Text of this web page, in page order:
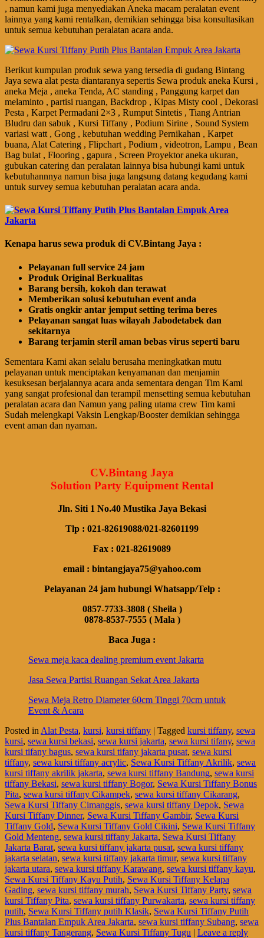
, namun kami juga menyediakan Aneka macam peralatan event
lainnya yang kami rentalkan, demikian sehingga bisa konsultasikan
untuk semua kebutuhan peralatan acara anda.
Berikut kumpulan produk sewa yang tersedia di gudang Bintang
Jaya sewa alat pesta diantaranya sepertis Sewa produk aneka Kursi ,
aneka Meja , aneka Tenda, AC standing , Panggung karpet dan
melaminto , partisi ruangan, Backdrop , Kipas Misty cool , Dekorasi
Pesta , Karpet Permadani 2×3 , Rumput Sintetis , Tiang Antrian
Bludru dan sabuk , Kursi Tiffany , Podium Sirine , Sound System
variasi watt , Gong , kebutuhan wedding Pernikahan , Karpet
buana, Alat Catering , Flipchart , Podium , videotron, Lampu , Bean
Bag bulat , Flooring , gapura , Screen Proyektor aneka ukuran,
gubukan catering dan peralatan lainnya bisa hubungi kami untuk
kebutuhannnya namun bisa juga langsung datang kegudang kami
untuk survey semua kebutuhan peralatan acara anda.
Kenapa harus sewa produk di CV.Bintang Jaya :
Pelayanan full service 24 jam
Produk Original Berkualitas
Barang bersih, kokoh dan terawat
Memberikan solusi kebutuhan event anda
Gratis ongkir antar jemput setting terima beres
Pelayanan sangat luas wilayah Jabodetabek dan
sekitarnya
Barang terjamin steril aman bebas virus seperti baru
Sementara Kami akan selalu berusaha meningkatkan mutu
pelayanan untuk menciptakan kenyamanan dan menjamin
kesuksesan berjalannya acara anda sementara dengan Tim Kami
yang sangat profesional dan terampil mensetting semua kebutuhan
peralatan acara dan Namun yang paling utama crew Tim kami
Sudah melengkapi Vaksin Lengkap/Booster demikian sehingga
event aman dan nyaman.
CV.Bintang Jaya
Solution Party Equipment Rental
Jln. Siti 1 No.40 Mustika Jaya Bekasi
Tlp : 021-82619088/021-82601199
Fax : 021-82619089
email : bintangjaya75@yahoo.com
Pelayanan 24 jam hubungi Whatsapp/Telp :
0857-7733-3808 ( Sheila )
0878-8537-7555 ( Mala )
Baca Juga :
Sewa meja kaca dealing premium event Jakarta
Jasa Sewa Partisi Ruangan Sekat Area Jakarta
Sewa Meja Retro Diameter 60cm Tinggi 70cm untuk
Event & Acara
Posted in Alat Pesta, kursi, kursi tiffany | Tagged kursi tiffany, sewa
kursi, sewa kursi bekasi, sewa kursi jakarta, sewa kursi tifany, sewa
kursi tifany bagus, sewa kursi tifany jakarta pusat, sewa kursi
tiffany, sewa kursi tiffany acrylic, Sewa Kursi Tiffany Akrilik, sewa
kursi tiffany akrilik jakarta, sewa kursi tiffany Bandung, sewa kursi
tiffany Bekasi, sewa kursi tiffany Bogor, Sewa Kursi Tiffany Bonus
Pita, sewa kursi tiffany Cikampek, sewa kursi tiffany Cikarang,
Sewa Kursi Tiffany Cimanggis, sewa kursi tiffany Depok, Sewa
Kursi Tiffany Dinner, Sewa Kursi Tiffany Gambir, Sewa Kursi
Tiffany Gold, Sewa Kursi Tiffany Gold Cikini, Sewa Kursi Tiffany
Gold Menteng, sewa kursi tiffany Jakarta, Sewa Kursi Tiffany
Jakarta Barat, sewa kursi tiffany jakarta pusat, sewa kursi tiffany
jakarta selatan, sewa kursi tiffany jakarta timur, sewa kursi tiffany
jakarta utara, sewa kursi tiffany Karawang, sewa kursi tiffany kayu,
Sewa Kursi Tiffany Kayu Putih, Sewa Kursi Tiffany Kelapa
Gading, sewa kursi tiffany murah, Sewa Kursi Tiffany Party, sewa
kursi Tiffany Pita, sewa kursi tiffany Purwakarta, sewa kursi tiffany
putih, Sewa Kursi Tiffany putih Klasik, Sewa Kursi Tiffany Putih
Plus Bantalan Empuk Area Jakarta, sewa kursi tiffany Subang, sewa
kursi tiffany Tangerang, Sewa Kursi Tiffany Tugu | Leave a reply